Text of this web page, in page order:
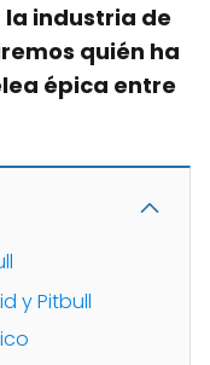
la industria de
quién ha
épica entre
y Pitbull